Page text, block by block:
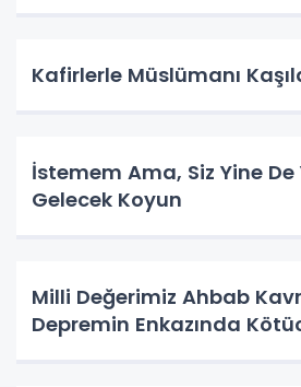
Kafirlerle Müslümanı
İstemem Ama, Siz Yine
Gelecek Koyun
Milli Değerimiz Ahbab
Depremin Enkazında